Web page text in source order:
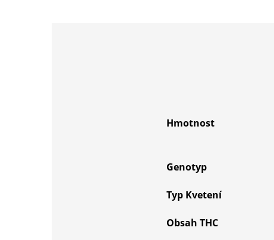
Hmotnost
Genotyp
Typ Kvetení
Obsah THC